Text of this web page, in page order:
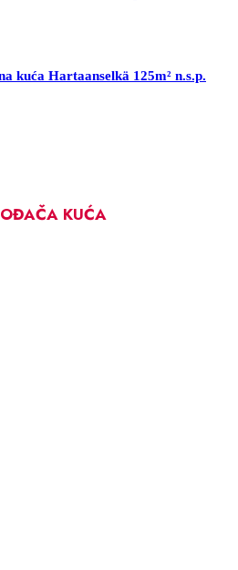
kuća Hartaanselkä 125m² n.s.p.
KUĆA